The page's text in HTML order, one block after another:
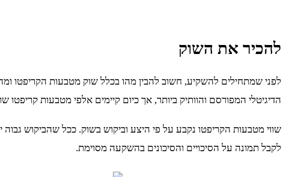
להכיר את השוק
לפני שמתחילים להשקיע, חשוב להבין מהו בכלל שוק מטבעות הקריפטו
הדיגיטלי המפורסם והוותיק ביותר, אך כיום קיימים אלפי מטבעות קריפטו
שווי מטבעות הקריפטו נקבע על פי היצע וביקוש בשוק. ככל שהביקוש
לקבל תמונה על הסיכויים והסיכונים בהשקעה מסוימת.